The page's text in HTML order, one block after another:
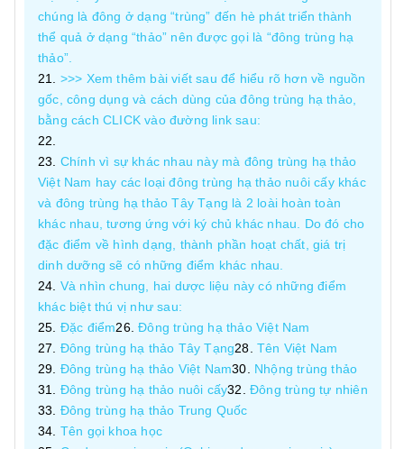
chúng là đông ở dạng “trùng” đến hè phát triển thành
thể quả ở dạng “thảo” nên được gọi là “đông trùng hạ
thảo”.
>>> Xem thêm bài viết sau để hiểu rõ hơn về nguồn
gốc, công dụng và cách dùng của đông trùng hạ thảo,
bằng cách CLICK vào đường link sau:
Chính vì sự khác nhau này mà đông trùng hạ thảo
Việt Nam hay các loại đông trùng hạ thảo nuôi cấy khác
và đông trùng hạ thảo Tây Tạng là 2 loài hoàn toàn
khác nhau, tương ứng với ký chủ khác nhau. Do đó cho
đặc điểm về hình dạng, thành phần hoạt chất, giá trị
dinh dưỡng sẽ có những điểm khác nhau.
Và nhìn chung, hai dược liệu này có những điểm
khác biệt thú vị như sau:
Đặc điểm
Đông trùng hạ thảo Việt Nam
Đông trùng hạ thảo Tây Tạng
Tên Việt Nam
Đông trùng hạ thảo Việt Nam
Nhộng trùng thảo
Đông trùng hạ thảo nuôi cấy
Đông trùng tự nhiên
Đông trùng hạ thảo Trung Quốc
Tên gọi khoa học